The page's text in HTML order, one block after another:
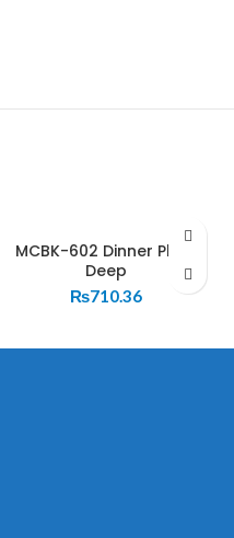
MCBK-602 Dinner Plate
Deep
₨710.36